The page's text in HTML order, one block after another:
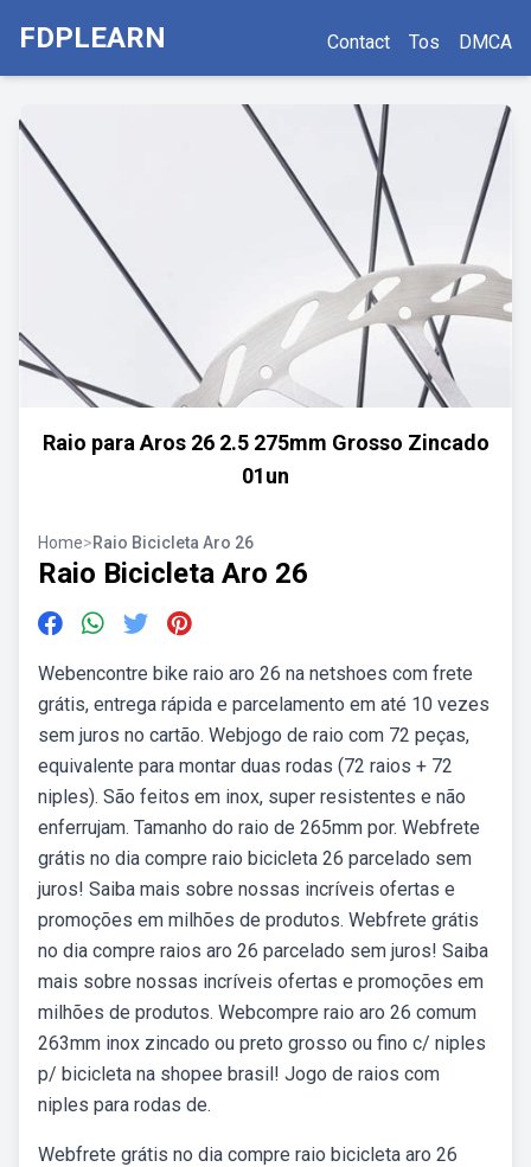
FDPLEARN Contact Tos DMCA
Raio para Aros 26 2.5 275mm Grosso Zincado
01un
Home>Raio Bicicleta Aro 26
Raio Bicicleta Aro 26
Webencontre bike raio aro 26 na netshoes com frete
grátis, entrega rápida e parcelamento em até 10 vezes
sem juros no cartão. Webjogo de raio com 72 peças,
equivalente para montar duas rodas (72 raios + 72
niples). São feitos em inox, super resistentes e não
enferrujam. Tamanho do raio de 265mm por. Webfrete
grátis no dia compre raio bicicleta 26 parcelado sem
juros! Saiba mais sobre nossas incríveis ofertas e
promoções em milhões de produtos. Webfrete grátis
no dia compre raios aro 26 parcelado sem juros! Saiba
mais sobre nossas incríveis ofertas e promoções em
milhões de produtos. Webcompre raio aro 26 comum
263mm inox zincado ou preto grosso ou fino c/ niples
p/ bicicleta na shopee brasil! Jogo de raios com
niples para rodas de.
Webfrete grátis no dia compre raio bicicleta aro 26